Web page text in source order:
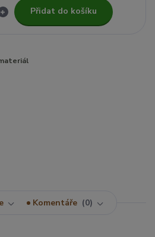
Přidat do košíku
Komentáře 0